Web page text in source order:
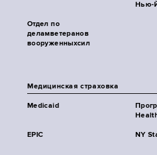
Нью-
Отдел по
деламветеранов
вооруженныхсил
Медицинская страховка
Medicaid
EPIC NY